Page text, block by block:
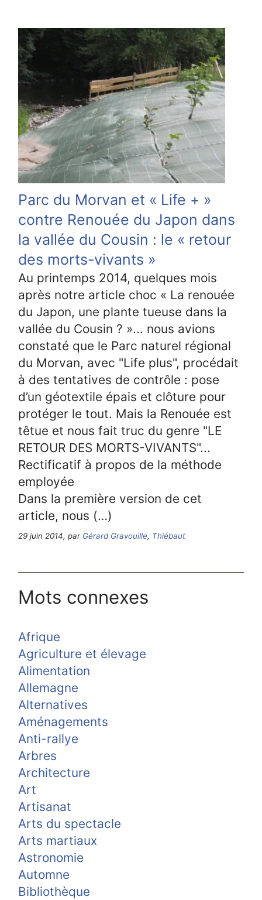
Parc du Morvan et « Life + »
contre Renouée du Japon dans
la vallée du Cousin : le « retour
des morts-vivants »
Au printemps 2014, quelques mois
après notre article choc « La renouée
du Japon, une plante tueuse dans la
vallée du Cousin ? »... nous avions
constaté que le Parc naturel régional
du Morvan, avec "Life plus", procédait
à des tentatives de contrôle : pose
d’un géotextile épais et clôture pour
protéger le tout. Mais la Renouée est
têtue et nous fait truc du genre "LE
RETOUR DES MORTS-VIVANTS"...
Rectificatif à propos de la méthode
employée
Dans la première version de cet
article, nous (…)
29 juin 2014, par Gérard Gravouille, Thiébaut
Mots connexes
Afrique
Agriculture et élevage
Alimentation
Allemagne
Alternatives
Aménagements
Anti-rallye
Arbres
Architecture
Art
Artisanat
Arts du spectacle
Arts martiaux
Astronomie
Automne
Bibliothèque